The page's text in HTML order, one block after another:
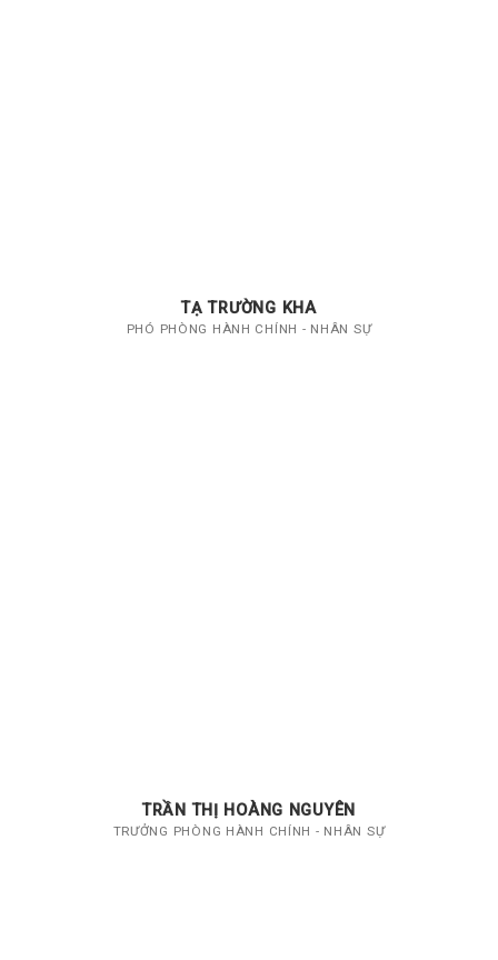
TẠ TRƯỜNG KHA
PHÓ PHÒNG HÀNH CHÍNH - NHÂN SỰ
TRẦN THỊ HOÀNG NGUYÊN
TRƯỞNG PHÒNG HÀNH CHÍNH - NHÂN SỰ